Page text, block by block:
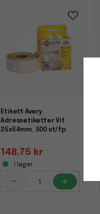
Etikett Avery
Adressetiketter Vit
25x54mm, 500 st/fp
148,75 kr
i lager
- +